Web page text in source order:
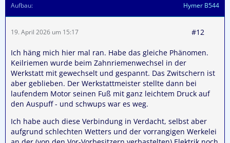
Aufbau
Hymer B544
19. April 2026 um 15:17 #12
Ich häng mich hier mal ran. Habe das gleiche Phänomen.
Keilriemen wurde beim Zahnriemenwechsel in der
Werkstatt mit gewechselt und gespannt. Das Zwitschern ist
aber geblieben. Der Werkstattmeister stellte dann bei
laufendem Motor seinen Fuß mit ganz leichtem Druck auf
den Auspuff - und schwups war es weg.
Ich habe auch diese Verbindung in Verdacht, selbst aber
aufgrund schlechten Wetters und der vorrangigen Werkelei